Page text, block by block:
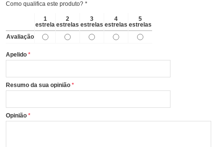
Como qualifica este produto? *
1
estrela
2
estrelas
3
estrelas
4
estrelas
5
estrelas
Avaliação
Apelido
Resumo da sua opinião
Opinião